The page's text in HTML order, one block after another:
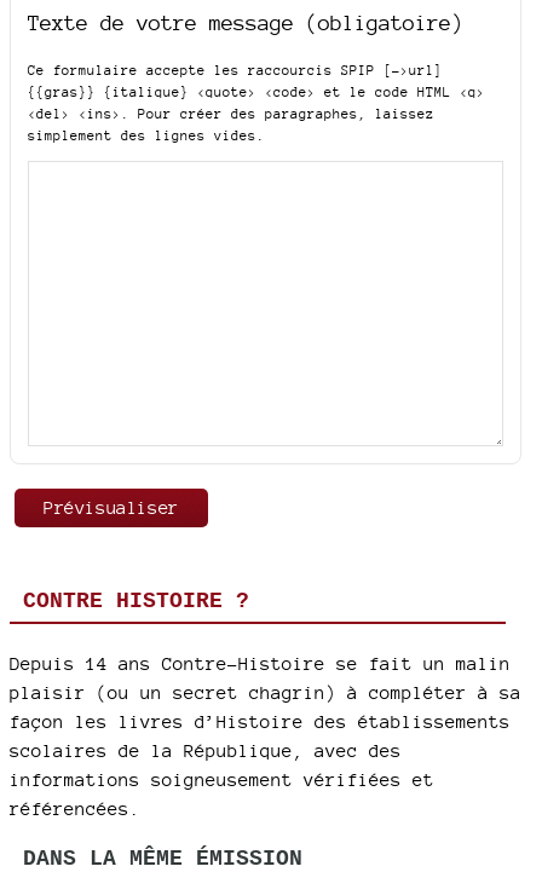
Texte de votre message (obligatoire)
Ce formulaire accepte les raccourcis SPIP
[->url]
{{gras}} {italique} <quote> <code>
et le code HTML <q>
<del> <ins>
. Pour créer des paragraphes, laissez
simplement des lignes vides.
CONTRE HISTOIRE ?
Depuis 14 ans Contre-Histoire se fait un malin
plaisir (ou un secret chagrin) à compléter à sa
façon les livres d’Histoire des établissements
scolaires de la République, avec des
informations soigneusement vérifiées et
référencées.
DANS LA MÊME ÉMISSION